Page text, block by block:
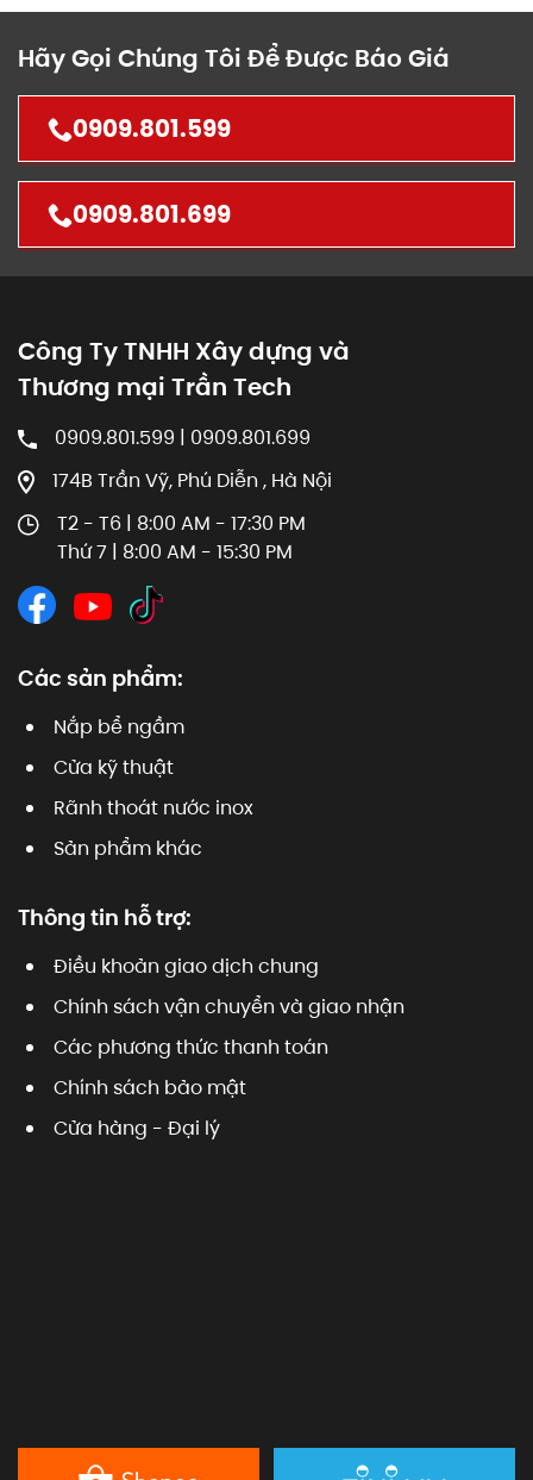
Hãy Gọi Chúng Tôi Để Được Báo Giá
0909.801.599
0909.801.699
Công Ty TNHH Xây dựng và
Thương mại Trần Tech
0909.801.599 | 0909.801.699
174B Trần Vỹ, Phú Diễn , Hà Nội
T2 - T6 | 8:00 AM - 17:30 PM
Thứ 7 | 8:00 AM - 15:30 PM
Các sản phẩm:
Nắp bể ngầm
Cửa kỹ thuật
Rãnh thoát nước inox
Sản phẩm khác
Thông tin hỗ trợ:
Điều khoản giao dịch chung
Chính sách vận chuyển và giao nhận
Các phương thức thanh toán
Chính sách bảo mật
Cửa hàng - Đại lý